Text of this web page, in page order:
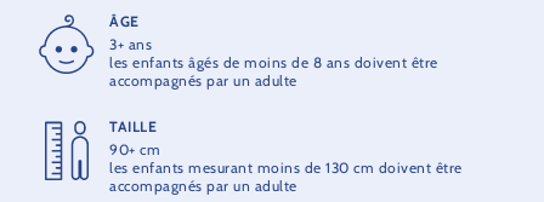
ÂGE
3+ ans
les enfants âgés de moins de 8 ans doivent être
accompagnés par un adulte
TAILLE
90+ cm
les enfants mesurant moins de 130 cm doivent être
accompagnés par un adulte
DURÉE DU PARCOURS
1:30 min.
2016